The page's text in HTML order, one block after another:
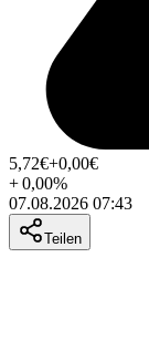
5,72€+0,00€
+0,00%
07.08.2026 07:43
Teilen